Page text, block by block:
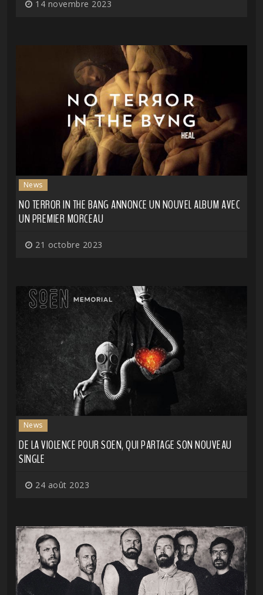
14 novembre 2023
News
NO TERROR IN THE BANG ANNONCE UN NOUVEL ALBUM AVEC
UN PREMIER MORCEAU
21 octobre 2023
News
DE LA VIOLENCE POUR SOEN, QUI PARTAGE SON NOUVEAU
SINGLE
24 août 2023